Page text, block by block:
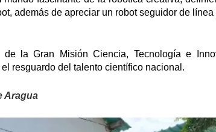
además de apreciar un robot seguidor de
la Gran Misión Ciencia, Tecnología e
resguardo del talento científico nacional.
Aragua